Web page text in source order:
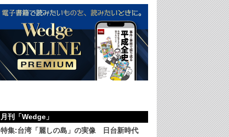
月刊「Wedge」
特集:台湾「麗しの島」の実像 日台新時代